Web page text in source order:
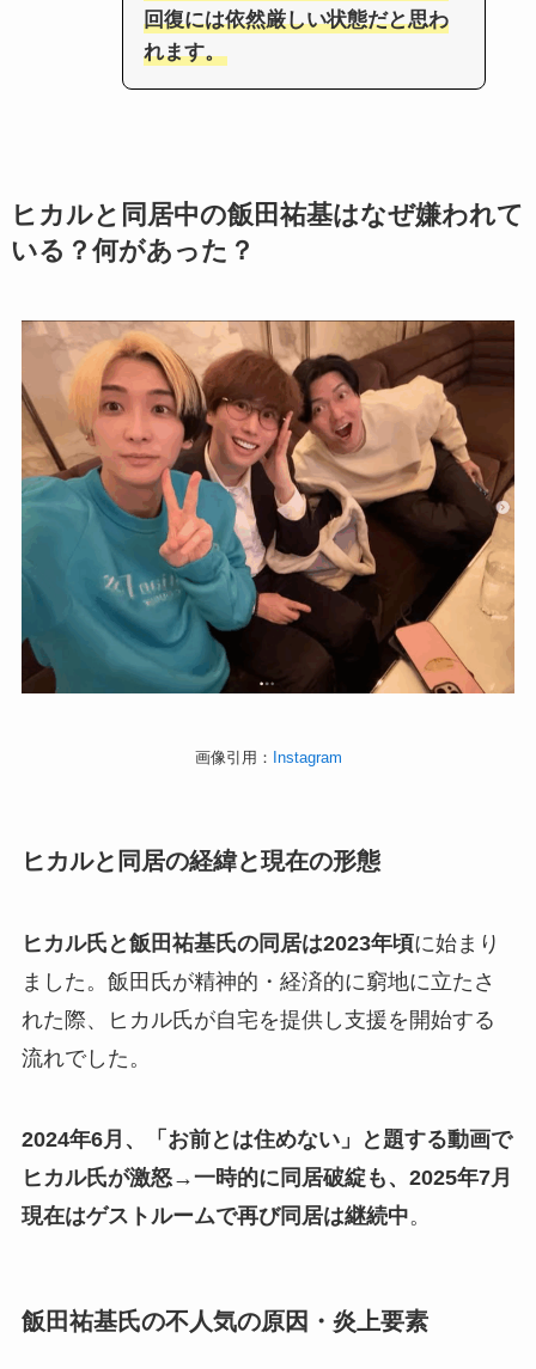
回復には依然厳しい状態だと思わ
れます。
ヒカルと同居中の飯田祐基はなぜ嫌われて
いる？何があった？
画像引用： Instagram
ヒカルと同居の経緯と現在の形態
ヒカル氏と飯田祐基氏の同居は2023年頃に始まり
ました。飯田氏が精神的・経済的に窮地に立たさ
れた際、ヒカル氏が自宅を提供し支援を開始する
流れでした。
2024年6月、「お前とは住めない」と題する動画で
ヒカル氏が激怒→一時的に同居破綻も、2025年7月
現在はゲストルームで再び同居は継続中。
飯田祐基氏の不人気の原因・炎上要素